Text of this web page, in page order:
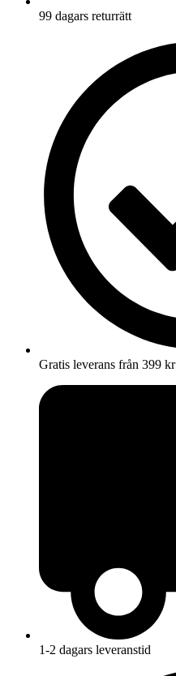
99 dagars returrätt
Gratis leverans från 399 kr
1-2 dagars leveranstid